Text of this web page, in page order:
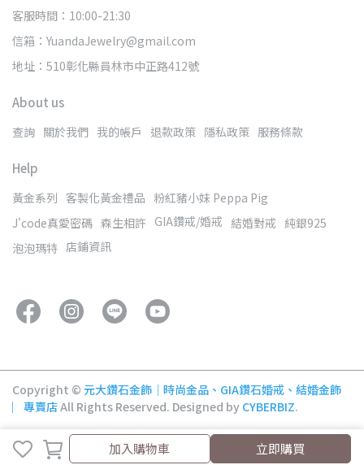
加入購物車 立即購買
客服時間：10:00-21:30
信箱：YuandaJewelry@gmail.com
地址：510彰化縣員林市中正路412號
About us
查詢 關於我們 我的帳戶 退款政策 隱私政策 服務條款
Help
黃金系列 客製化黃金禮品 粉紅豬小妹 Peppa Pig
J'code真愛密碼 森生相許 GIA鑽戒/婚戒 結婚對戒 純銀925
泡泡瑪特 店鋪資訊
Copyright © 元大鑽石金飾│時尚金品、GIA鑽石婚戒、結婚金飾
︳專賣店All Rights Reserved. Designed by CYBERBIZ.